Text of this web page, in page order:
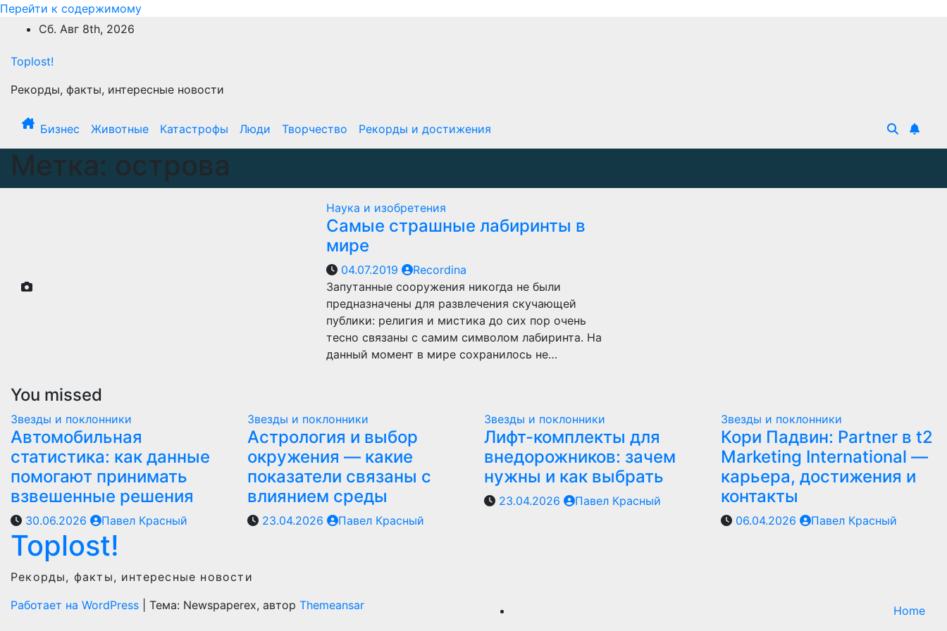
Перейти к содержимому
Сб. Авг 8th, 2026
Toplost!
Рекорды, факты, интересные новости
Бизнес Животные Катастрофы Люди Творчество Рекорды и достижения
Метка: острова
Наука и изобретения
Самые страшные лабиринты в
мире
04.07.2019
Recordina
Запутанные сооружения никогда не были
предназначены для развлечения скучающей
публики: религия и мистика до сих пор очень
тесно связаны с самим символом лабиринта. На
данный момент в мире сохранилось не…
You missed
Звезды и поклонники
Автомобильная
статистика: как данные
помогают принимать
взвешенные решения
30.06.2026 Павел Красный
Звезды и поклонники
Астрология и выбор
окружения — какие
показатели связаны с
влиянием среды
23.04.2026 Павел Красный
Звезды и поклонники
Лифт-комплекты для
внедорожников: зачем
нужны и как выбрать
23.04.2026 Павел Красный
Звезды и поклонники
Кори Падвин: Partner в t2
Marketing International —
карьера, достижения и
контакты
06.04.2026 Павел Красный
Toplost!
Рекорды, факты, интересные новости
Работает на WordPress
Тема: Newspaperex, автор Themeansar Home